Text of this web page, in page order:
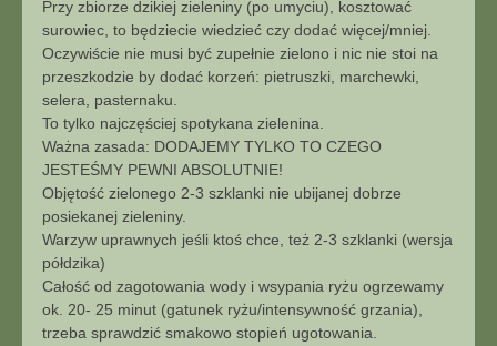
Przy zbiorze dzikiej zieleniny (po umyciu), kosztować
surowiec, to będziecie wiedzieć czy dodać więcej/mniej.
Oczywiście nie musi być zupełnie zielono i nic nie stoi na
przeszkodzie by dodać korzeń: pietruszki, marchewki,
selera, pasternaku.
To tylko najczęściej spotykana zielenina.
Ważna zasada: DODAJEMY TYLKO TO CZEGO
JESTEŚMY PEWNI ABSOLUTNIE!
Objętość zielonego 2-3 szklanki nie ubijanej dobrze
posiekanej zieleniny.
Warzyw uprawnych jeśli ktoś chce, też 2-3 szklanki (wersja
półdzika)
Całość od zagotowania wody i wsypania ryżu ogrzewamy
ok. 20- 25 minut (gatunek ryżu/intensywność grzania),
trzeba sprawdzić smakowo stopień ugotowania.